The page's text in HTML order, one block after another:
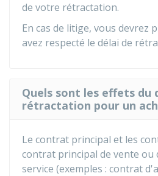
de votre rétractation.
En cas de litige, vous devrez
avez respecté le délai de
Quels sont les effets du
rétractation pour un
Le contrat principal et les
contrat principal de vente
service (exemples : contrat